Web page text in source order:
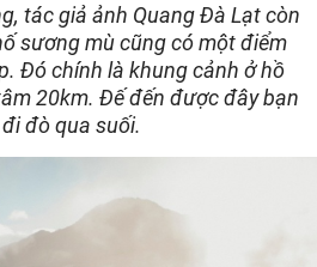
tác giả ảnh Quang Đà Lạt còn
sương mù cũng có một điểm
Đó chính là khung cảnh ở hồ
20km. Đế đến được đây bạn
đò qua suối.